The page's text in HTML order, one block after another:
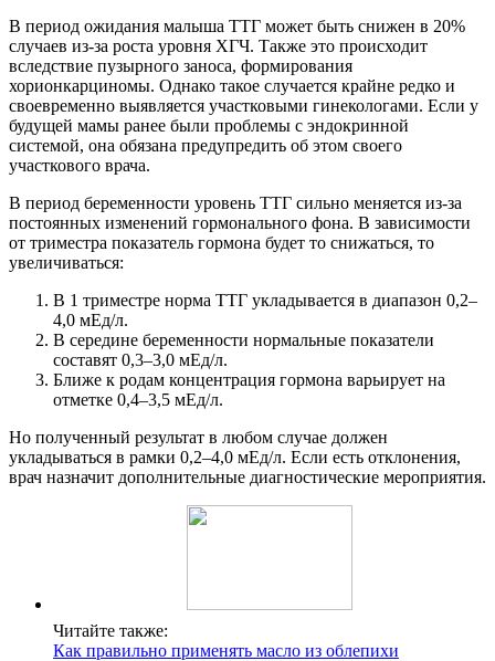
В период ожидания малыша ТТГ может быть снижен в 20%
случаев из-за роста уровня ХГЧ. Также это происходит
вследствие пузырного заноса, формирования
хорионкарциномы. Однако такое случается крайне редко и
своевременно выявляется участковыми гинекологами. Если у
будущей мамы ранее были проблемы с эндокринной
системой, она обязана предупредить об этом своего
участкового врача.
В период беременности уровень ТТГ сильно меняется из-за
постоянных изменений гормонального фона. В зависимости
от триместра показатель гормона будет то снижаться, то
увеличиваться:
В 1 триместре норма ТТГ укладывается в диапазон 0,2–
4,0 мЕд/л.
В середине беременности нормальные показатели
составят 0,3–3,0 мЕд/л.
Ближе к родам концентрация гормона варьирует на
отметке 0,4–3,5 мЕд/л.
Но полученный результат в любом случае должен
укладываться в рамки 0,2–4,0 мЕд/л. Если есть отклонения,
врач назначит дополнительные диагностические мероприятия.
Читайте также:
Как правильно применять масло из облепихи